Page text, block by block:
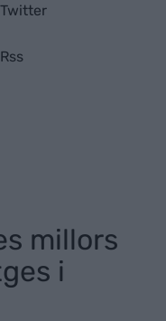
Twitter
Rss
millors
i